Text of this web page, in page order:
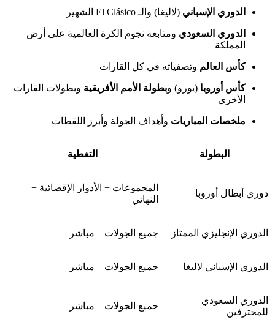
الدوري الإسباني (لاليغا) والـ El Clásico الشهير
الدوري السعودي ومتابعة نجوم الكرة العالمية على أرض
المملكة
كأس العالم وتصفياته في كل القارات
كأس أوروبا (يورو) وبطولة الأمم الأفريقية وبطولات القارات
الأخرى
ملخصات المباريات وأهداف الجولة وأبرز اللقطات
البطولة التغطية
دوري أبطال أوروبا
المجموعات + الأدوار الإقصائية +
النهائي
الدوري الإنجليزي الممتاز جميع الجولات – مباشر
الدوري الإسباني لاليغا جميع الجولات – مباشر
الدوري السعودي
للمحترفين
جميع الجولات – مباشر